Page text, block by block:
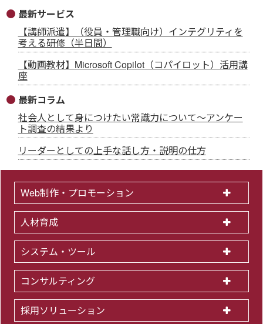
最新サービス
【講師派遣】（役員・管理職向け）インテグリティを
考える研修（半日間）
【動画教材】Microsoft Copilot（コパイロット）活用講
座
最新コラム
社会人として身につけたい常識力について～アンケー
ト調査の結果より
リーダーとしての上手な話し方・説明の仕方
Web制作・プロモーション
人材育成
システム・ツール
コンサルティング
採用ソリューション